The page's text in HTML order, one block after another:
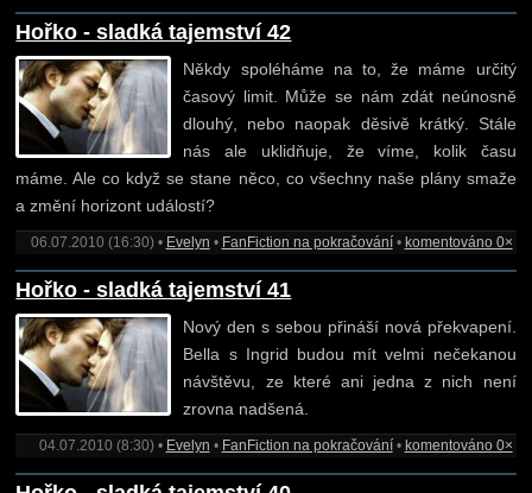
Hořko - sladká tajemství 42
Někdy spoléháme na to, že máme určitý
časový limit. Může se nám zdát neúnosně
dlouhý, nebo naopak děsivě krátký. Stále
nás ale uklidňuje, že víme, kolik času
máme. Ale co když se stane něco, co všechny naše plány smaže
a změní horizont událostí?
06.07.2010 (16:30) • Evelyn • FanFiction na pokračování• komentováno 0×
Hořko - sladká tajemství 41
Nový den s sebou přináší nová překvapení.
Bella s Ingrid budou mít velmi nečekanou
návštěvu, ze které ani jedna z nich není
zrovna nadšená.
04.07.2010 (8:30) • Evelyn • FanFiction na pokračování• komentováno 0×